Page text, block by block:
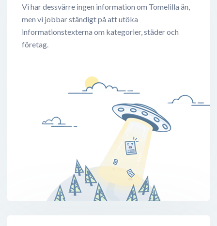
Vi har dessvärre ingen information om Tomelilla än,
men vi jobbar ständigt på att utöka
informationstexterna om kategorier, städer och
företag.